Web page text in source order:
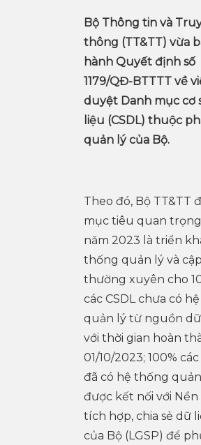
Bộ Thông tin và
thông (TT&TT) vừa
hành Quyết định số
1179/QĐ-BTTTT về
duyệt Danh mục cơ
liệu (CSDL) thuộc
quản lý của Bộ.
Theo đó, Bộ TT&TT
mục tiêu quan
năm 2023 là triển
thống quản lý và
thường xuyên cho
các CSDL chưa có
quản lý từ nguồn
với thời gian hoàn
01/10/2023; 100% các
đã có hệ thống
được kết nối với Nền
tích hợp, chia sẻ dữ
của Bộ (LGSP) để